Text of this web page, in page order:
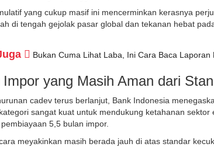
yang cukup masif ini mencerminkan kerasnya
di tengah gejolak pasar global dan tekanan hebat
Bukan Cuma Lihat Laba, Ini Cara Baca
Impor yang Masih Aman dari
cadev terus berlanjut, Bank Indonesia
sangat kuat untuk mendukung ketahanan
5,5 bulan impor.
meyakinkan masih berada jauh di atas standar